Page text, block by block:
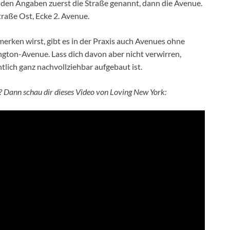
Angaben zuerst die Straße genannt, dann die Avenue.
Ost, Ecke 2. Avenue.
wirst, gibt es in der Praxis auch Avenues ohne
Avenue. Lass dich davon aber nicht verwirren,
ganz nachvollziehbar aufgebaut ist.
schau dir dieses Video von Loving New York: